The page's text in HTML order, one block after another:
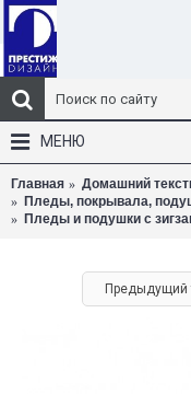
МЕНЮ
Главная
Домашний
Пледы, покрывала,
Пледы и подушки с
Предыдущий